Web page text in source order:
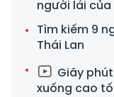
người lái của
Tìm kiếm 9
Thái Lan
Giây
xuống cao